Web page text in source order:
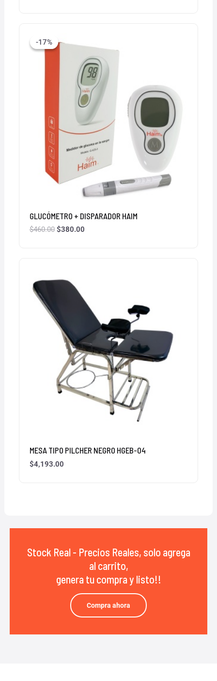
-17%
-17%
GLUCÓMETRO + DISPARADOR HAIM
$460.00
original
$460.00.
$380.00
actual
es:
$380.00.
MESA TIPO PILCHER NEGRO HGEB-04
$4,193.00
Stock Real - Precios Reales, solo agrega
al carrito,
genera tu compra y listo!!
Compra ahora